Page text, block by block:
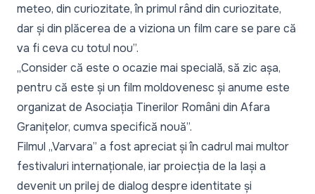
meteo, din curiozitate, în primul rând din curiozitate,
dar și din plăcerea de a viziona un film care se pare că
va fi ceva cu totul nou”.
„Consider că este o ocazie mai specială, să zic așa,
pentru că este și un film moldovenesc și anume este
organizat de Asociația Tinerilor Români din Afara
Granițelor, cumva specifică nouă”.
Filmul „Varvara” a fost apreciat și în cadrul mai multor
festivaluri internaționale, iar proiecția de la Iași a
devenit un prilej de dialog despre identitate și